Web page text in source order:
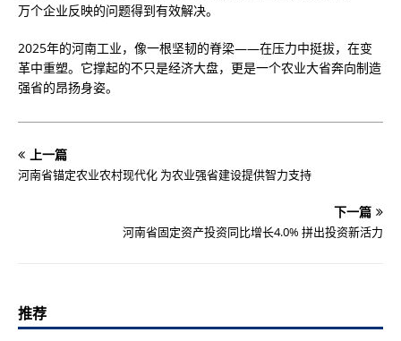
万个企业反映的问题得到有效解决。
2025年的河南工业，像一根坚韧的脊梁——在压力中挺拔，在变
革中重塑。它撑起的不只是经济大盘，更是一个农业大省奔向制造
强省的昂扬身姿。
上一篇
河南省锚定农业农村现代化 为农业强省建设提供智力支持
下一篇
河南省固定资产投资同比增长4.0% 拼出投资新活力
推荐